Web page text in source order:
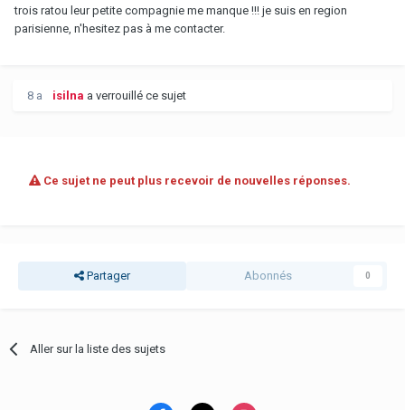
trois ratou leur petite compagnie me manque !!! je suis en region
parisienne, n'hesitez pas à me contacter.
8 a isilna a verrouillé ce sujet
Ce sujet ne peut plus recevoir de nouvelles réponses.
Partager Abonnés 0
Aller sur la liste des sujets